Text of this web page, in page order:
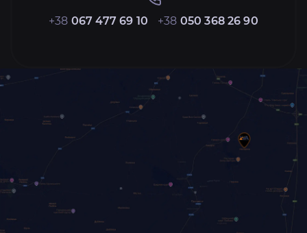
+38 067 477 69 10 +38 050 368 26 90